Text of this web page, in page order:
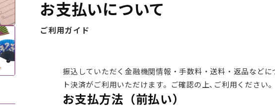
お支払いについて
ご利用ガイド
振込していただく金融機関情報・手数料・送料・返品など
ト決済がご利用いただけます。ご確認の上､ご利用ください。
お支払方法（前払い）